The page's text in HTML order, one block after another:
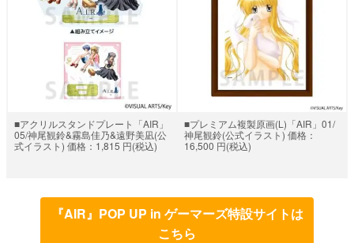
■アクリルスタンドプレート「AIR」
05/神尾観鈴&霧島佳乃&遠野美凪(公
式イラスト) 価格：1,815 円(税込)
■プレミアム複製原画(L)「AIR」01/
神尾観鈴(公式イラスト) 価格：
16,500 円(税込)
『AIR』POP UP in ゲーマーズ特設サイトは
こちら